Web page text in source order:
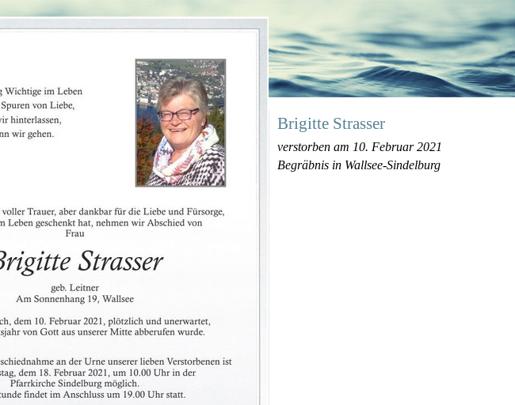
Brigitte Strasser
verstorben am 10. Februar 2021
Begräbnis in Wallsee-Sindelburg